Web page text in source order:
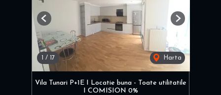
1 / 17 Harta
Previous Next
Vila Tunari P+1E I Locatie buna - Toate utilitatile
I COMISION 0%